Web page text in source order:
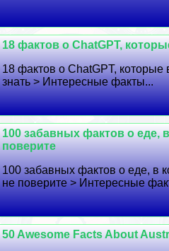
18 фактов о ChatGPT,
18 фактов о ChatGPT, которые
знать > Интересные факты...
100 забавных фактов о еде,
поверите
100 забавных фактов о еде, в
не поверите > Интересные
50 Awesome Facts About